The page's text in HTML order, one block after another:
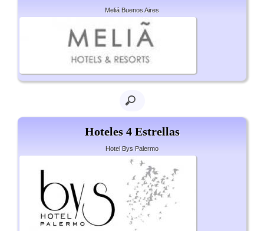
Meliá Buenos Aires
Hoteles 4 Estrellas
Hotel Bys Palermo